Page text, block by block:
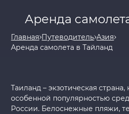
Аренда
Главная Путеводитель Азия
Аренда самолета в Тайланд
Таиланд – экзотическая страна,
особенной популярностью
России. Белоснежные пляжи,